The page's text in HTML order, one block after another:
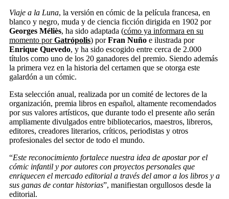
Viaje a la Luna, la versión en cómic de la película francesa, en
blanco y negro, muda y de ciencia ficción dirigida en 1902 por
Georges Méliès, ha sido adaptada (cómo ya informara en su
momento porGatrópolis) porFran Nuño e ilustrada por
Enrique Quevedo, y ha sido escogido entre cerca de 2.000
títulos como uno de los 20 ganadores del premio. Siendo además
la primera vez en la historia del certamen que se otorga este
galardón a un cómic.
Esta selección anual, realizada por un comité de lectores de la
organización, premia libros en español, altamente recomendados
por sus valores artísticos, que durante todo el presente año serán
ampliamente divulgados entre bibliotecarios, maestros, libreros,
editores, creadores literarios, críticos, periodistas y otros
profesionales del sector de todo el mundo.
“Este reconocimiento fortalece nuestra idea de apostar por el
cómic infantil y por autores con proyectos personales que
enriquecen el mercado editorial a través del amor a los libros y a
sus ganas de contar historias”, manifiestan orgullosos desde la
editorial.